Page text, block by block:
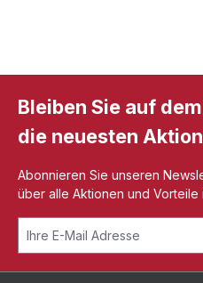
Bleiben Sie auf
die neuesten
Abonnieren Sie unseren
über alle Aktionen und Vorteile